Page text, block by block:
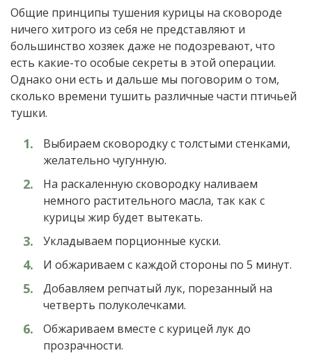
Общие принципы тушения курицы на сковороде
ничего хитрого из себя не представляют и
большинство хозяек даже не подозревают, что
есть какие-то особые секреты в этой операции.
Однако они есть и дальше мы поговорим о том,
сколько времени тушить различные части птичьей
тушки.
Выбираем сковородку с толстыми стенками,
желательно чугунную.
На раскаленную сковородку наливаем
немного растительного масла, так как с
курицы жир будет вытекать.
Укладываем порционные куски.
И обжариваем с каждой стороны по 5 минут.
Добавляем репчатый лук, порезанный на
четверть полуколечками.
Обжариваем вместе с курицей лук до
прозрачности.